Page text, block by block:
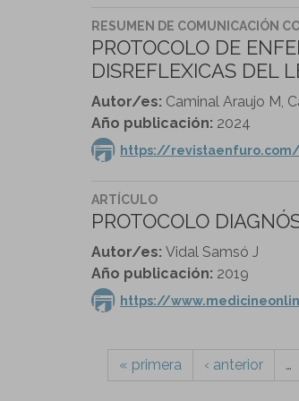
RESUMEN DE COMUNICACIÓN
PROTOCOLO DE
DISREFLEXICAS DEL
Autor/es: Caminal Araujo M,
Año publicación: 2024
https://revistaenfuro.com/
ARTÍCULO
PROTOCOLO
Autor/es: Vidal Samsó J
Año publicación: 2019
https://
« primera ‹ anterior …